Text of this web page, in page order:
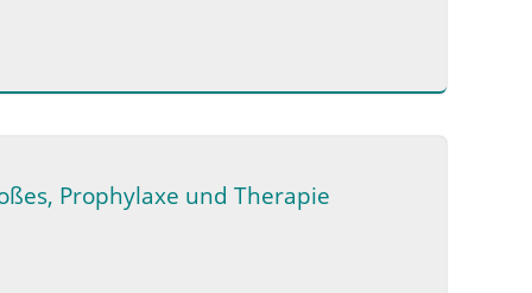
Prophylaxe und Therapie